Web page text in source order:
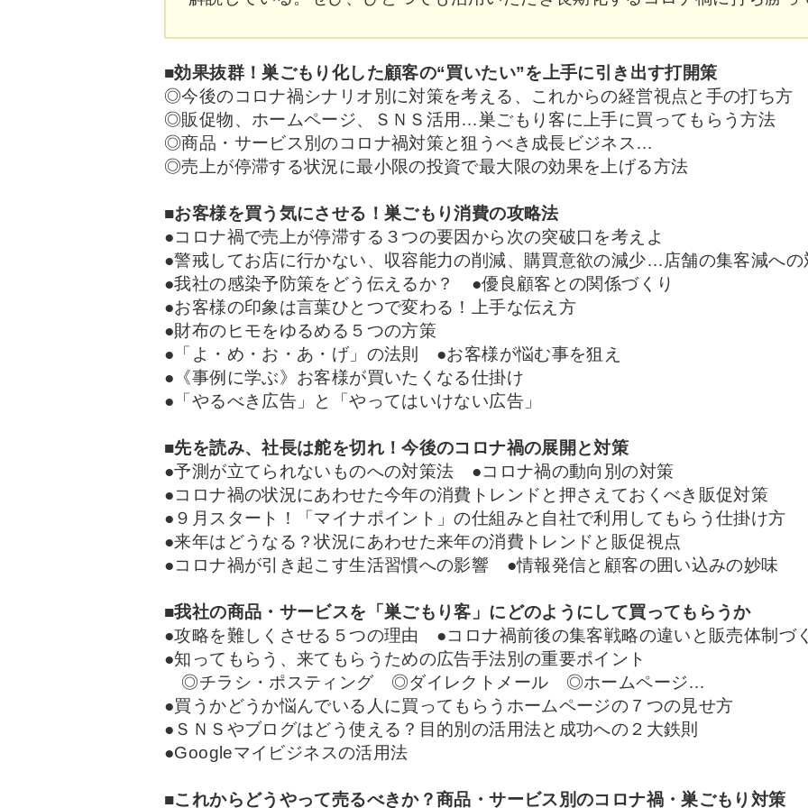
■効果抜群！巣ごもり化した顧客の“買いたい”を上手に引き出す打開策
◎今後のコロナ禍シナリオ別に対策を考える、これからの経営視点と手の打ち方
◎販促物、ホームページ、ＳＮＳ活用…巣ごもり客に上手に買ってもらう方法
◎商品・サービス別のコロナ禍対策と狙うべき成長ビジネス…
◎売上が停滞する状況に最小限の投資で最大限の効果を上げる方法
■お客様を買う気にさせる！巣ごもり消費の攻略法
●コロナ禍で売上が停滞する３つの要因から次の突破口を考えよ
●警戒してお店に行かない、収容能力の削減、購買意欲の減少…店舗の集客減への
●我社の感染予防策をどう伝えるか？ ●優良顧客との関係づくり
●お客様の印象は言葉ひとつで変わる！上手な伝え方
●財布のヒモをゆるめる５つの方策
●「よ・め・お・あ・げ」の法則 ●お客様が悩む事を狙え
●《事例に学ぶ》お客様が買いたくなる仕掛け
●「やるべき広告」と「やってはいけない広告」
■先を読み、社長は舵を切れ！今後のコロナ禍の展開と対策
●予測が立てられないものへの対策法 ●コロナ禍の動向別の対策
●コロナ禍の状況にあわせた今年の消費トレンドと押さえておくべき販促対策
●９月スタート！「マイナポイント」の仕組みと自社で利用してもらう仕掛け方
●来年はどうなる？状況にあわせた来年の消費トレンドと販促視点
●コロナ禍が引き起こす生活習慣への影響 ●情報発信と顧客の囲い込みの妙味
■我社の商品・サービスを「巣ごもり客」にどのようにして買ってもらうか
●攻略を難しくさせる５つの理由 ●コロナ禍前後の集客戦略の違いと販売体制づ
●知ってもらう、来てもらうための広告手法別の重要ポイント
◎チラシ・ポスティング ◎ダイレクトメール ◎ホームページ…
●買うかどうか悩んでいる人に買ってもらうホームページの７つの見せ方
●ＳＮＳやブログはどう使える？目的別の活用法と成功への２大鉄則
●Googleマイビジネスの活用法
■これからどうやって売るべきか？商品・サービス別のコロナ禍・巣ごもり対策